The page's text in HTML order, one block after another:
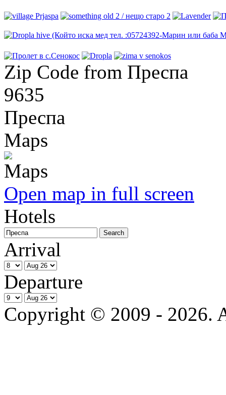
Zip Code from Преспа
9635
Преспа
Maps
Open map in full screen
Hotels
Arrival
Departure
Copyright © 2009 - 2026.